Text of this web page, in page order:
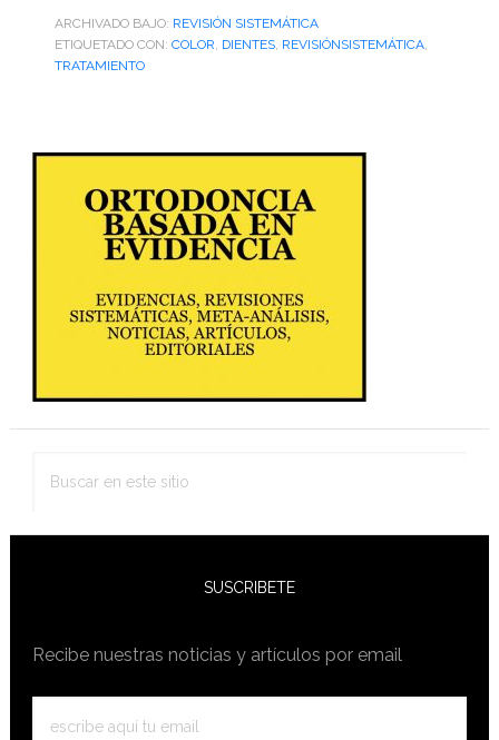
ARCHIVADO BAJO: REVISIÓN SISTEMÁTICA
ETIQUETADO CON: COLOR, DIENTES, REVISIÓNSISTEMÁTICA,
TRATAMIENTO
Barra
lateral
primaria
SUSCRIBETE
Recibe nuestras noticias y artículos por email